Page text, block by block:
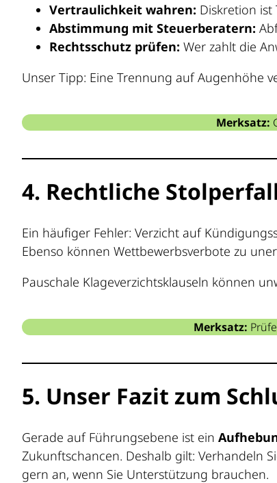
Vertraulichkeit wahren: Diskretion ist
Abstimmung mit Steuerberatern:
Rechtsschutz prüfen: Wer zahlt die
Unser Tipp: Eine Trennung auf Augenhöhe
Merksatz:
4. Rechtliche
Ein häufiger Fehler: Verzicht auf
Ebenso können Wettbewerbsverbote zu
Pauschale Klageverzichtsklauseln können
Merksatz:
5. Unser Fazit zum
Gerade auf Führungsebene ist ein
Zukunftschancen. Deshalb gilt: Verhandeln
gern an, wenn Sie Unterstützung brauchen.